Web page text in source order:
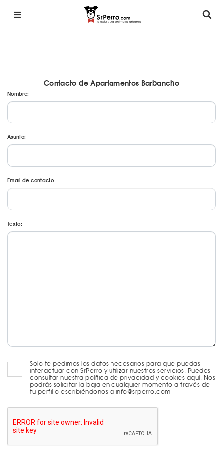
Contacto de Apartamentos Barbancho
Nombre:
Asunto:
Email de contacto:
Texto:
Solo te pedimos los datos necesarios para que puedas
interactuar con SrPerro y utilizar nuestros servicios. Puedes
consultar nuestra política de privacidad y cookies aquí. Nos
podrás solicitar la baja en cualquier momento a través de
tu perfil o escribiéndonos a info@srperro.com